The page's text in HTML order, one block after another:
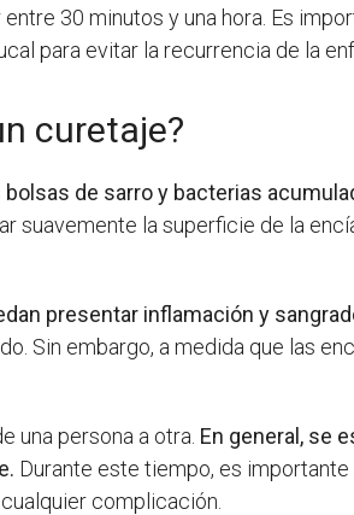
30 minutos y una hora. Es
para evitar la recurrencia de la
curetaje?
de sarro y bacterias
suavemente la superficie de la
presentar inflamación y
Sin embargo, a medida que las
una persona a otra. En general, se
Durante este tiempo, es
complicación.